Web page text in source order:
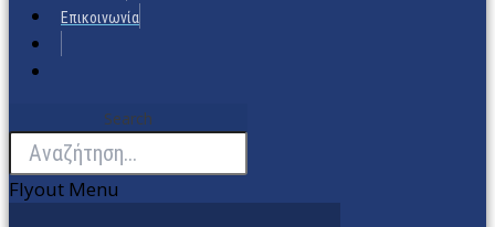
Επικοινωνία
Search
Flyout Menu